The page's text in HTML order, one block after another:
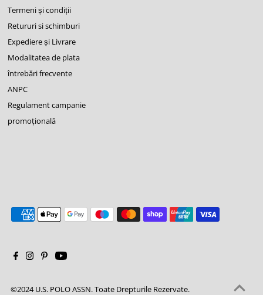
Termeni și condiții
Retururi si schimburi
Expediere și Livrare
Modalitatea de plata
întrebări frecvente
ANPC
Regulament campanie
promoţională
©2024 U.S. POLO ASSN. Toate Drepturile Rezervate.